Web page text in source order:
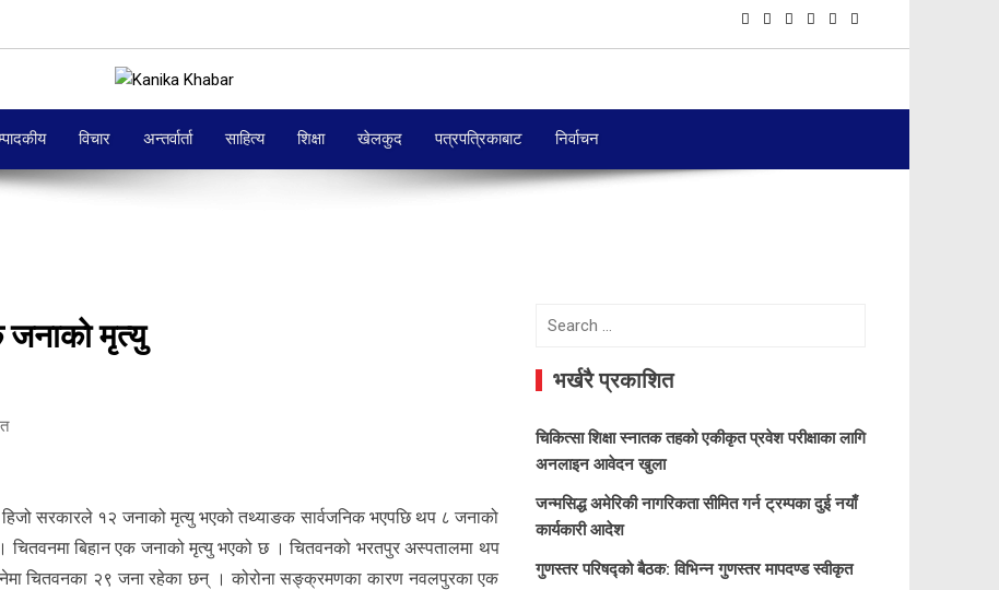
विचार अन्तर्वार्ता साहित्य शिक्षा खेलकुद पत्रपत्रिकाबाट निर्वाचन
मृत्यु
सरकारले १२ जनाको मृत्यु भएको तथ्याङक सार्वजनिक भएपछि थप ८ जनाको
बिहान एक जनाको मृत्यु भएको छ । चितवनको भरतपुर अस्पतालमा थप
चितवनका २९ जना रहेका छन् । कोरोना सङ्क्रमणका कारण नवलपुरका एक
Search
भर्खरै प्रकाशित
चिकित्सा शिक्षा स्नातक तहको एकीकृत प्रवेश परीक्षाका लागि
अनलाइन आवेदन खुला
जन्मसिद्ध अमेरिकी नागरिकता सीमित गर्न ट्रम्पका दुई नयाँ
कार्यकारी आदेश
गुणस्तर परिषद्को बैठक: विभिन्न गुणस्तर मापदण्ड स्वीकृत